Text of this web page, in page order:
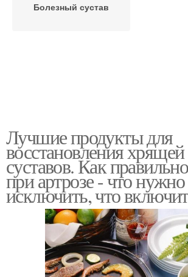
Болезный сустав
Лучшие продукты для
восстановления
суставов. Как
при артрозе - что нужно
исключить, что